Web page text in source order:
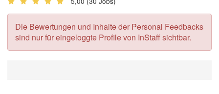
Die Bewertungen und Inhalte der Personal Feedbacks
sind nur für eingeloggte Profile von InStaff sichtbar.